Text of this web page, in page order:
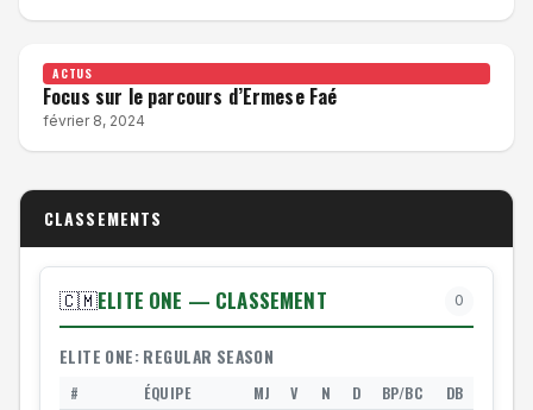
ACTUS
Focus sur le parcours d’Ermese Faé
février 8, 2024
CLASSEMENTS
🇨🇲ELITE ONE — CLASSEMENT 0
ELITE ONE: REGULAR SEASON
# ÉQUIPE MJ V N D BP/BC DB